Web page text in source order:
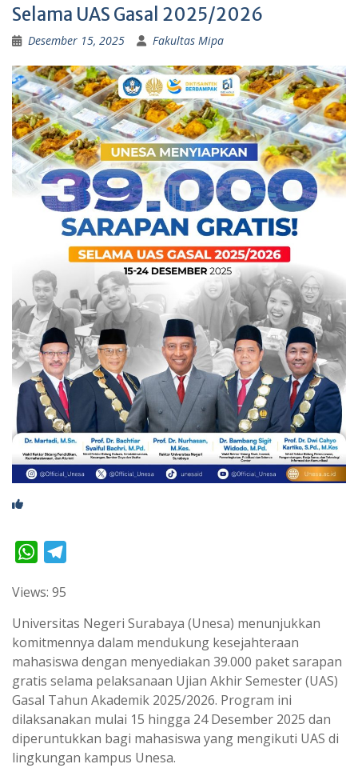
Selama UAS Gasal 2025/2026
Desember 15, 2025 Fakultas Mipa
W
a
t
s
A
p
p
e
g
r
a
m
Views: 95
Universitas Negeri Surabaya (Unesa) menunjukkan
komitmennya dalam mendukung kesejahteraan
mahasiswa dengan menyediakan 39.000 paket sarapan
gratis selama pelaksanaan Ujian Akhir Semester (UAS)
Gasal Tahun Akademik 2025/2026. Program ini
dilaksanakan mulai 15 hingga 24 Desember 2025 dan
diperuntukkan bagi mahasiswa yang mengikuti UAS di
lingkungan kampus Unesa.